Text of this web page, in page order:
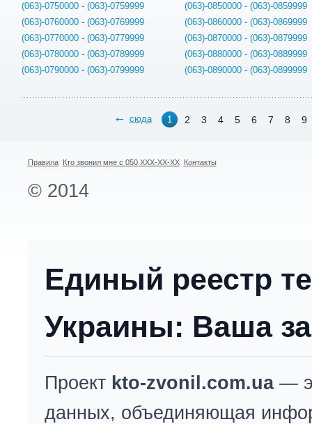
(063)-0750000 - (063)-0759999
(063)-0760000 - (063)-0769999
(063)-0770000 - (063)-0779999
(063)-0780000 - (063)-0789999
(063)-0790000 - (063)-0799999
(063)-0850000 - (063)-0859999
(063)-0860000 - (063)-0869999
(063)-0870000 - (063)-0879999
(063)-0880000 - (063)-0889999
(063)-0890000 - (063)-0899999
сюда 1 2 3 4 5 6 7 8 9
Правила Кто звонил мне с 050 XXX-XX-XX Контакты
© 2014
Единый реестр
Украины: Ваша
Проект kto-zvonil.com.ua—
данных, объединяющая